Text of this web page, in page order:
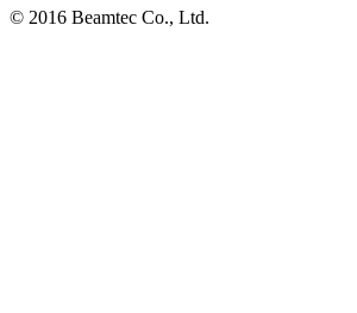
© 2016 Beamtec Co., Ltd.